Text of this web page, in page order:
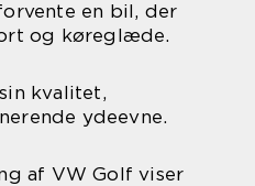
en bil, der
og køreglæde.
kvalitet,
ydeevne.
af VW Golf viser